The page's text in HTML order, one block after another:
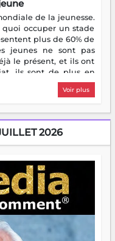
de la jeunesse.
quoi occuper un stade
plus de 60% de
jeunes ne sont pas
le présent, et ils ont
ils sont de plus en
à risquer — souvent
toujours avec cette
les nouvelles sont
vient de décrocher le
Elia rafle le Prix
oui, on pourrait
soi satisfait. Mais ce
La fougue, ça
Une flamme sans
peut consumer. C'est
pas pour reprendre le
les récifs. Les jeunes
comme on dit. Ce
Voir plus
2026